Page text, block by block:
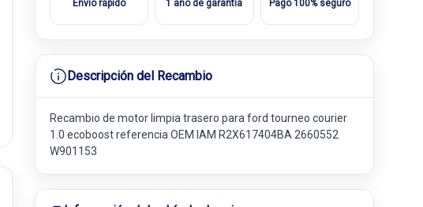
Envío rápido 1 año de garantía Pago 100% seguro
Descripción del Recambio
Recambio de motor limpia trasero para ford tourneo courier
1.0 ecoboost referencia OEM IAM R2X617404BA 2660552
W901153